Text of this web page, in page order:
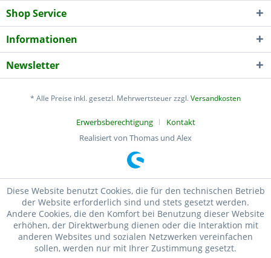
Shop Service
Informationen
Newsletter
* Alle Preise inkl. gesetzl. Mehrwertsteuer zzgl.Versandkosten
Erwerbsberechtigung
Kontakt
Realisiert von Thomas und Alex
Diese Website benutzt Cookies, die für den technischen Betrieb
der Website erforderlich sind und stets gesetzt werden.
Andere Cookies, die den Komfort bei Benutzung dieser Website
erhöhen, der Direktwerbung dienen oder die Interaktion mit
anderen Websites und sozialen Netzwerken vereinfachen
sollen, werden nur mit Ihrer Zustimmung gesetzt.